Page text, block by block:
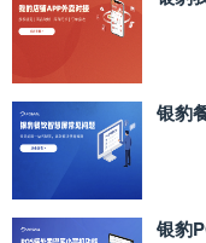
银豹
银豹